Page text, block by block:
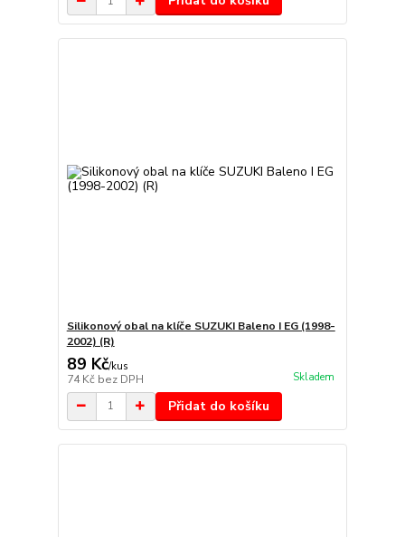
Silikonový obal na klíče SUZUKI Baleno I EG (1998-
2002) (R)
89 Kč/kus
74 Kč bez DPH Skladem
Přidat do košíku